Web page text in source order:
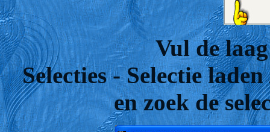
Vul de
Selecties - Selectie
en zoek de